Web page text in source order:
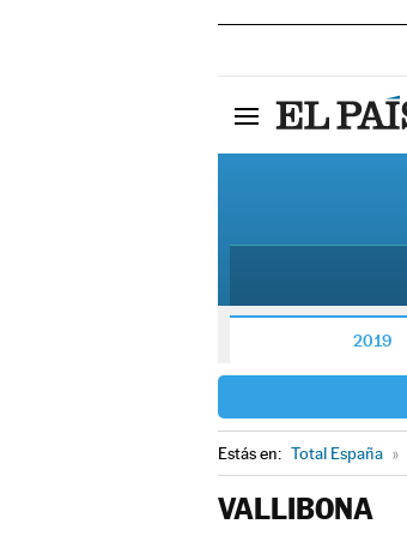
2019
Estás en: Total España »
VALLIBONA